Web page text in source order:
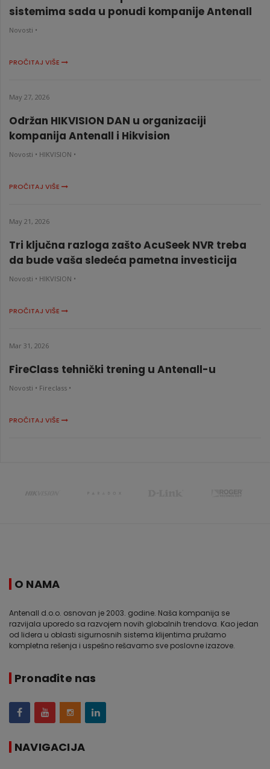
sistemima sada u ponudi kompanije Antenall
Novosti •
PROČITAJ VIŠE
May 27, 2026
Održan HIKVISION DAN u organizaciji
kompanija Antenall i Hikvision
Novosti • HIKVISION •
PROČITAJ VIŠE
May 21, 2026
Tri ključna razloga zašto AcuSeek NVR treba
da bude vaša sledeća pametna investicija
Novosti • HIKVISION •
PROČITAJ VIŠE
Mar 31, 2026
FireClass tehnički trening u Antenall-u
Novosti • Fireclass •
PROČITAJ VIŠE
O NAMA
Antenall d.o.o. osnovan je 2003. godine. Naša kompanija se
razvijala uporedo sa razvojem novih globalnih trendova. Kao jedan
od lidera u oblasti sigurnosnih sistema klijentima pružamo
kompletna rešenja i uspešno rešavamo sve poslovne izazove.
Pronađite nas
NAVIGACIJA